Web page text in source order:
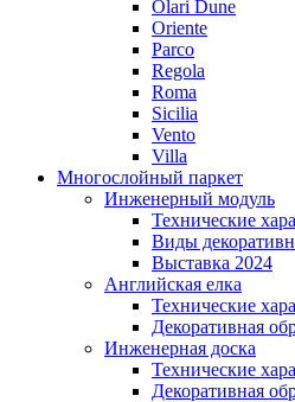
Olari Dune
Oriente
Parco
Regola
Roma
Sicilia
Vento
Villa
Многослойный паркет
Инженерный модуль
Технические
Виды
Выставка 2024
Английская елка
Технические
Декоративная
Инженерная доска
Технические
Декоративная